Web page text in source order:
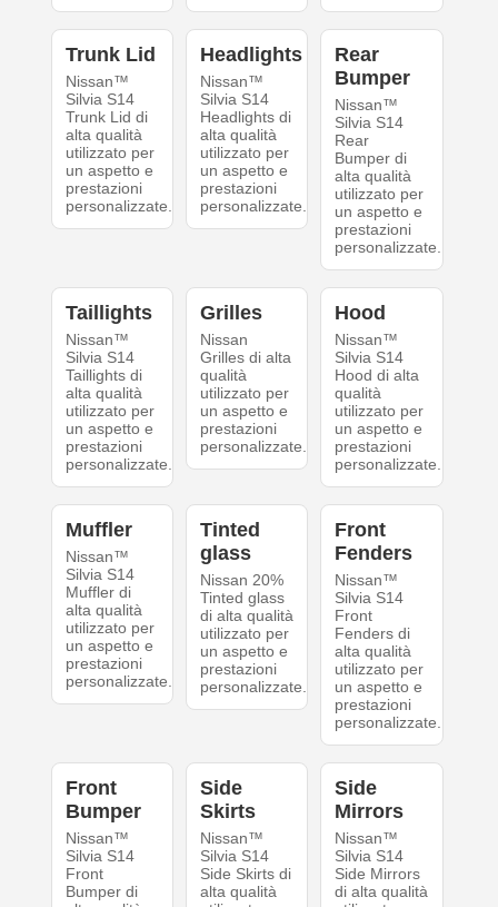
Trunk Lid
Nissan™
Silvia S14
Trunk Lid di
alta qualità
utilizzato per
un aspetto e
prestazioni
personalizzate.
Headlights
Nissan™
Silvia S14
Headlights di
alta qualità
utilizzato per
un aspetto e
prestazioni
personalizzate.
Rear
Bumper
Nissan™
Silvia S14
Rear
Bumper di
alta qualità
utilizzato per
un aspetto e
prestazioni
personalizzate.
Taillights
Nissan™
Silvia S14
Taillights di
alta qualità
utilizzato per
un aspetto e
prestazioni
personalizzate.
Grilles
Nissan
Grilles di alta
qualità
utilizzato per
un aspetto e
prestazioni
personalizzate.
Hood
Nissan™
Silvia S14
Hood di alta
qualità
utilizzato per
un aspetto e
prestazioni
personalizzate.
Muffler
Nissan™
Silvia S14
Muffler di
alta qualità
utilizzato per
un aspetto e
prestazioni
personalizzate.
Tinted
glass
Nissan 20%
Tinted glass
di alta qualità
utilizzato per
un aspetto e
prestazioni
personalizzate.
Front
Fenders
Nissan™
Silvia S14
Front
Fenders di
alta qualità
utilizzato per
un aspetto e
prestazioni
personalizzate.
Front
Bumper
Nissan™
Silvia S14
Front
Bumper di
Side
Skirts
Nissan™
Silvia S14
Side Skirts di
alta qualità
Side
Mirrors
Nissan™
Silvia S14
Side Mirrors
di alta qualità